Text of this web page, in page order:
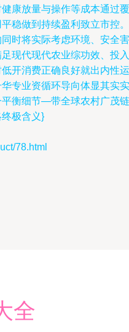
康放量与操作等成本通过覆
稳做到持续盈利致立市控。
时将实际考虑环境、安全害
现代现代农业综功效、投入
开消费正确良好就出内性运
专业资循环导向体显其实实
衡细节—带全球农村广茂链
极含义}
78.html
全